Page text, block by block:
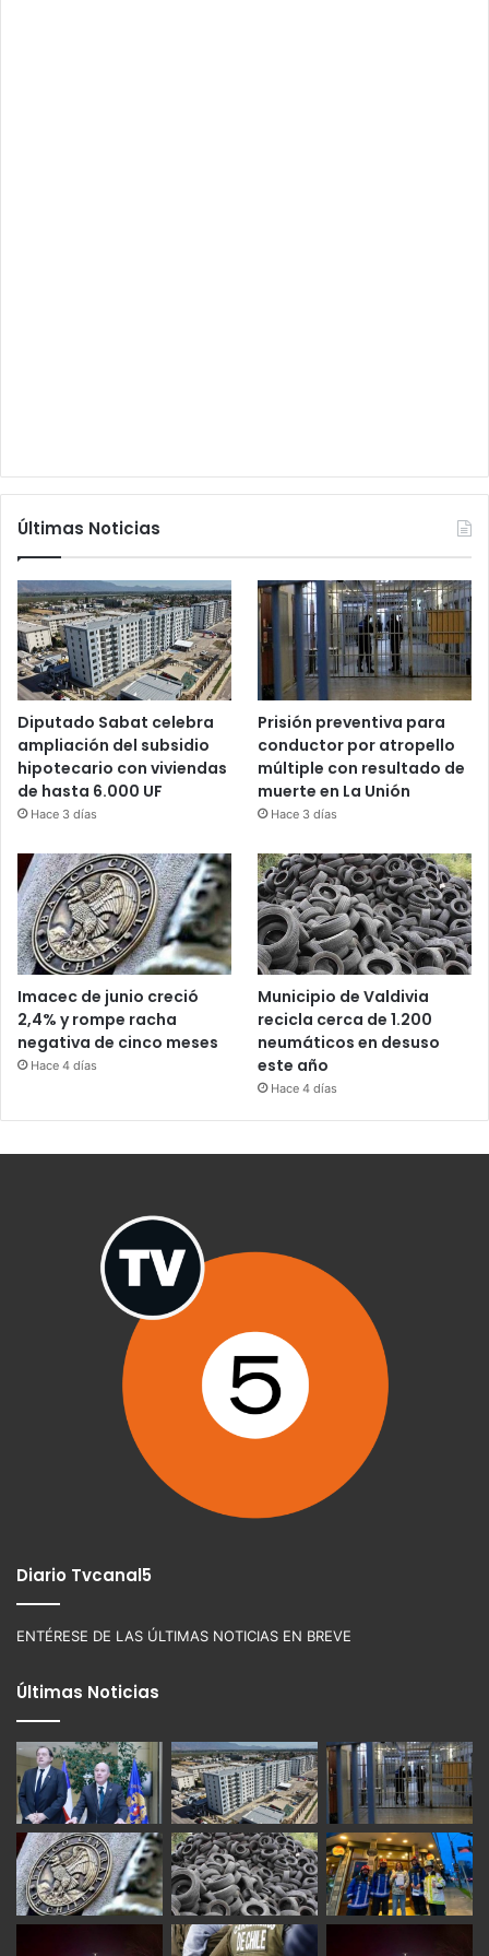
Últimas Noticias
Diputado Sabat celebra
ampliación del subsidio
hipotecario con viviendas
de hasta 6.000 UF
Hace 3 días
Prisión preventiva para
conductor por atropello
múltiple con resultado de
muerte en La Unión
Hace 3 días
Imacec de junio creció
2,4% y rompe racha
negativa de cinco meses
Hace 4 días
Municipio de Valdivia
recicla cerca de 1.200
neumáticos en desuso
este año
Hace 4 días
Diario Tvcanal5
ENTÉRESE DE LAS ÚLTIMAS NOTICIAS EN BREVE
Últimas Noticias